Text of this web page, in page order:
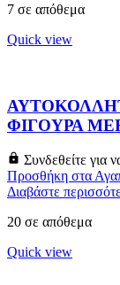
7 σε απόθεμα
Quick view
ΦΙΓΟΥΡΑ
Συνδεθείτε για
Προσθήκη στα
Διαβάστε
20 σε απόθεμα
Quick view